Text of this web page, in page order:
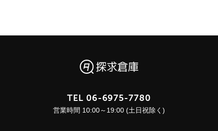
TEL 06-6975-7780
営業時間 10:00～19:00 (土日祝除く)